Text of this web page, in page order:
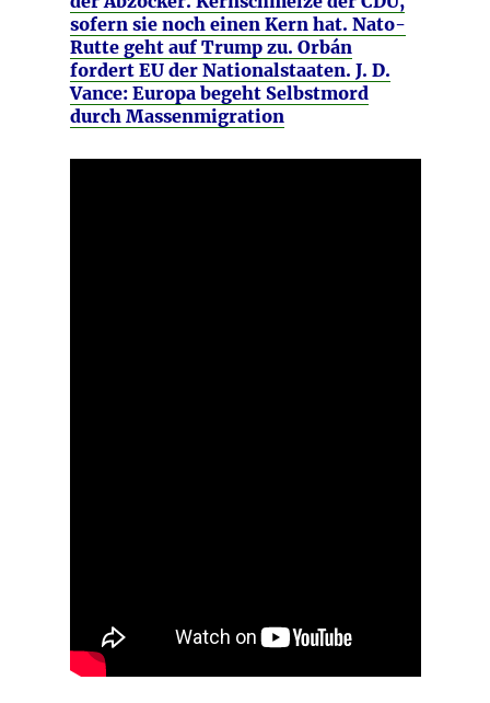
sofern sie noch einen Kern hat. Nato-
Rutte geht auf Trump zu. Orbán
fordert EU der Nationalstaaten. J. D.
Vance: Europa begeht Selbstmord
durch Massenmigration